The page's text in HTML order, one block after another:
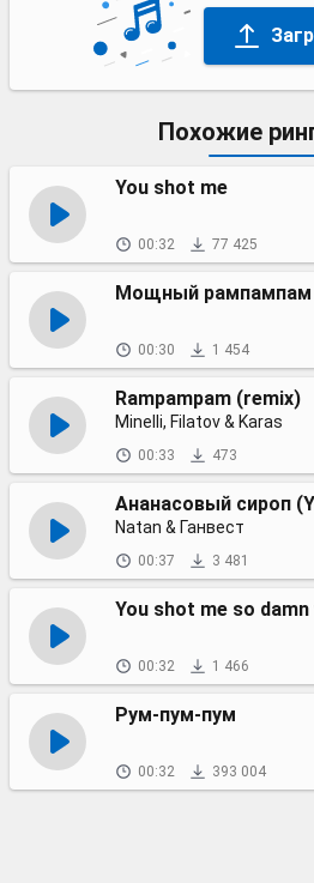
Похожие
You shot me
00:32 77 425
Мощный рампампам
00:30 1 454
Rampampam (remix)
Minelli, Filatov & Karas
00:33 473
Natan & Ганвест
00:37 3 481
You shot me so damn
00:32 1 466
Рум-пум-пум
00:32 393 004